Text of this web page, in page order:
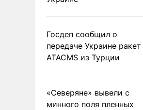
Госдеп сообщил о
передаче Украине ракет
ATACMS из Турции
«Северяне» вывели с
минного поля пленных